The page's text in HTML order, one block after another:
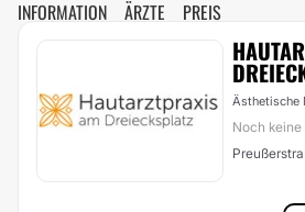
INFORMATION ÄRZTE PREIS
Ästhetische
Noch